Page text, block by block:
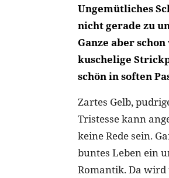
Ungemütliches
nicht gerade zu
Ganze aber
kuschelige
schön in soften
Zartes Gelb,
Tristesse kann
keine Rede sein.
buntes Leben ein
Romantik. Da wird